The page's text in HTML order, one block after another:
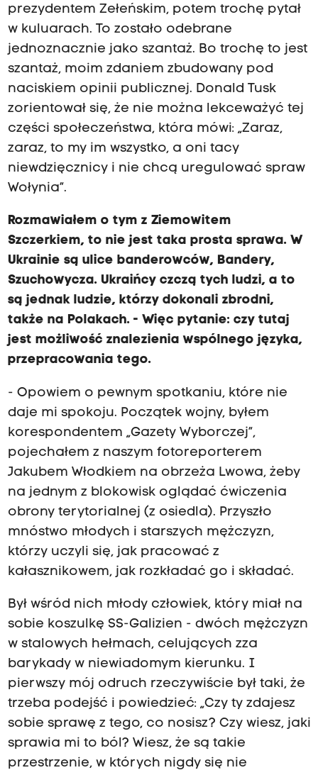
prezydentem Zełeńskim, potem trochę pytał
w kuluarach. To zostało odebrane
jednoznacznie jako szantaż. Bo trochę to jest
szantaż, moim zdaniem zbudowany pod
naciskiem opinii publicznej. Donald Tusk
zorientował się, że nie można lekceważyć tej
części społeczeństwa, która mówi: „Zaraz,
zaraz, to my im wszystko, a oni tacy
niewdzięcznicy i nie chcą uregulować spraw
Wołynia”.
Rozmawiałem o tym z Ziemowitem
Szczerkiem, to nie jest taka prosta sprawa. W
Ukrainie są ulice banderowców, Bandery,
Szuchowycza. Ukraińcy czczą tych ludzi, a to
są jednak ludzie, którzy dokonali zbrodni,
także na Polakach. - Więc pytanie: czy tutaj
jest możliwość znalezienia wspólnego języka,
przepracowania tego.
- Opowiem o pewnym spotkaniu, które nie
daje mi spokoju. Początek wojny, byłem
korespondentem „Gazety Wyborczej”,
pojechałem z naszym fotoreporterem
Jakubem Włodkiem na obrzeża Lwowa, żeby
na jednym z blokowisk oglądać ćwiczenia
obrony terytorialnej (z osiedla). Przyszło
mnóstwo młodych i starszych mężczyzn,
którzy uczyli się, jak pracować z
kałasznikowem, jak rozkładać go i składać.
Był wśród nich młody człowiek, który miał na
sobie koszulkę SS-Galizien - dwóch mężczyzn
w stalowych hełmach, celujących zza
barykady w niewiadomym kierunku. I
pierwszy mój odruch rzeczywiście był taki, że
trzeba podejść i powiedzieć: „Czy ty zdajesz
sobie sprawę z tego, co nosisz? Czy wiesz, jaki
sprawia mi to ból? Wiesz, że są takie
przestrzenie, w których nigdy się nie